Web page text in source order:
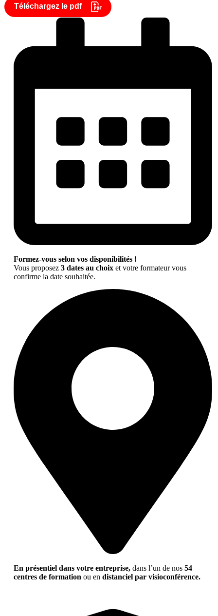
Téléchargez le pdf
Formez-vous selon vos disponibilités !
Vous proposez 3 dates au choix et votre formateur vous
confirme la date souhaitée.
En présentiel dans votre entreprise, dans l’un de nos 54
centres de formation ou en distanciel par visioconférence.